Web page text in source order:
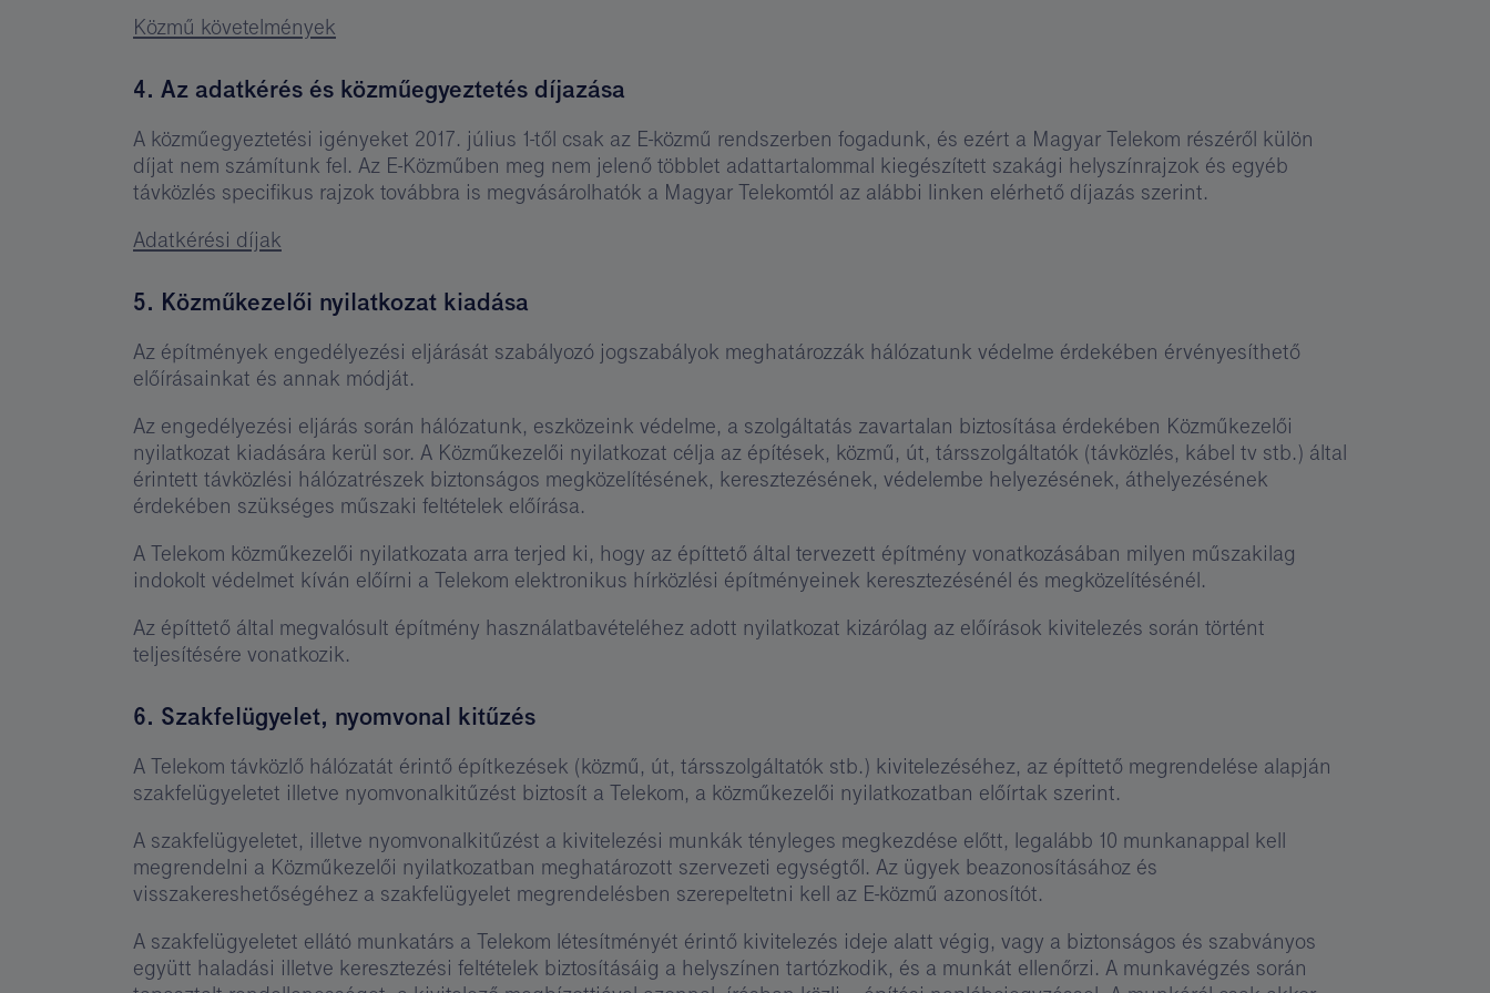
Közmű követelmények
4. Az adatkérés és közműegyeztetés díjazása
A közműegyeztetési igényeket 2017. július 1-től csak az E-közmű rendszerben fogadunk, és ezért a Magyar Telekom részéről külön
díjat nem számítunk fel. Az E-Közműben meg nem jelenő többlet adattartalommal kiegészített szakági helyszínrajzok és egyéb
távközlés specifikus rajzok továbbra is megvásárolhatók a Magyar Telekomtól az alábbi linken elérhető díjazás szerint.
Adatkérési díjak
5. Közműkezelői nyilatkozat kiadása
Az építmények engedélyezési eljárását szabályozó jogszabályok meghatározzák hálózatunk védelme érdekében érvényesíthető
előírásainkat és annak módját.
Az engedélyezési eljárás során hálózatunk, eszközeink védelme, a szolgáltatás zavartalan biztosítása érdekében Közműkezelői
nyilatkozat kiadására kerül sor. A Közműkezelői nyilatkozat célja az építések, közmű, út, társszolgáltatók (távközlés, kábel tv stb.) által
érintett távközlési hálózatrészek biztonságos megközelítésének, keresztezésének, védelembe helyezésének, áthelyezésének
érdekében szükséges műszaki feltételek előírása.
A Telekom közműkezelői nyilatkozata arra terjed ki, hogy az építtető által tervezett építmény vonatkozásában milyen műszakilag
indokolt védelmet kíván előírni a Telekom elektronikus hírközlési építményeinek keresztezésénél és megközelítésénél.
Az építtető által megvalósult építmény használatbavételéhez adott nyilatkozat kizárólag az előírások kivitelezés során történt
teljesítésére vonatkozik.
6. Szakfelügyelet, nyomvonal kitűzés
A Telekom távközlő hálózatát érintő építkezések (közmű, út, társszolgáltatók stb.) kivitelezéséhez, az építtető megrendelése alapján
szakfelügyeletet illetve nyomvonalkitűzést biztosít a Telekom, a közműkezelői nyilatkozatban előírtak szerint.
A szakfelügyeletet, illetve nyomvonalkitűzést a kivitelezési munkák tényleges megkezdése előtt, legalább 10 munkanappal kell
megrendelni a Közműkezelői nyilatkozatban meghatározott szervezeti egységtől. Az ügyek beazonosításához és
visszakereshetőségéhez a szakfelügyelet megrendelésben szerepeltetni kell az E-közmű azonosítót.
A szakfelügyeletet ellátó munkatárs a Telekom létesítményét érintő kivitelezés ideje alatt végig, vagy a biztonságos és szabványos
együtt haladási illetve keresztezési feltételek biztosításáig a helyszínen tartózkodik, és a munkát ellenőrzi. A munkavégzés során